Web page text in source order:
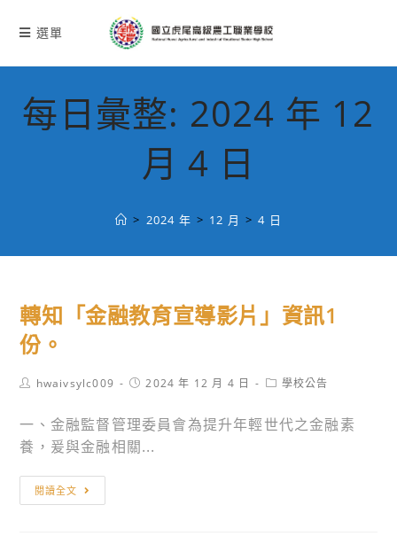
選單
每日彙整: 2024 年 12
月 4 日
> 2024 年 > 12 月 > 4 日
轉知「金融教育宣導影片」資訊1
份。
Posthwaivsylc009
Post2024 年 12 月 4 日
Post學校公告
一、金融監督管理委員會為提升年輕世代之金融素
養，爰與金融相關...
閱讀全文
知